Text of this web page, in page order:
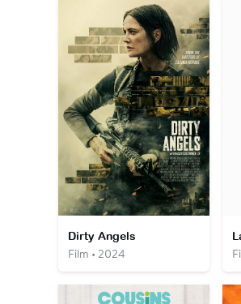
Dirty Angels
Film • 2024